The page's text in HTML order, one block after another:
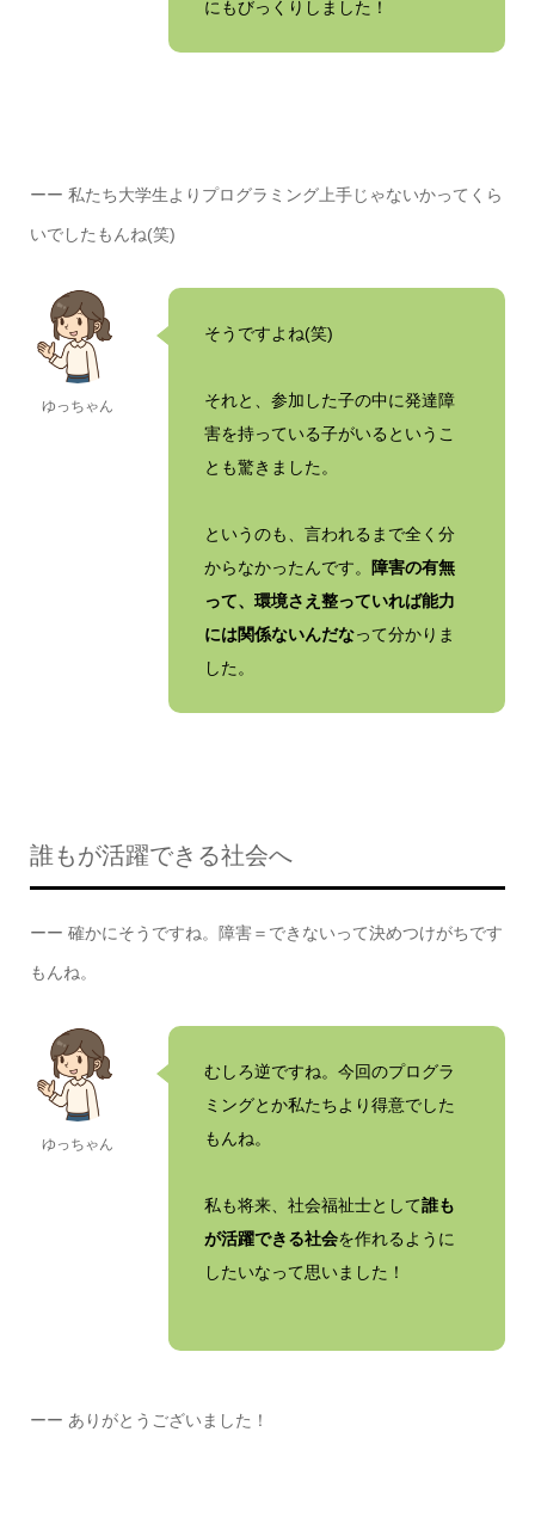
にもびっくりしました！
ーー 私たち大学生よりプログラミング上手じゃないかってくら
いでしたもんね(笑)
ゆっちゃん
そうですよね(笑)
それと、参加した子の中に発達障
害を持っている子がいるというこ
とも驚きました。
というのも、言われるまで全く分
からなかったんです。
障害の有無
って、環境さえ整っていれば能力
には関係ないんだなって分かりま
した。
誰もが活躍できる社会へ
ーー 確かにそうですね。障害＝できないって決めつけがちです
もんね。
ゆっちゃん
むしろ逆ですね。今回のプログラ
ミングとか私たちより得意でした
もんね。
私も将来、社会福祉士として誰も
が活躍できる社会を作れるように
したいなって思いました！
ーー ありがとうございました！